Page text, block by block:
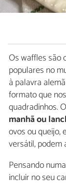
Os waffles são
populares no
à palavra
formato que
quadradinhos.
manhã ou
ovos ou queijo,
versátil,
Pensando
incluir no seu